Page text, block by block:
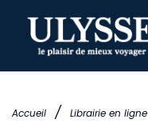
Accueil / Librairie en ligne